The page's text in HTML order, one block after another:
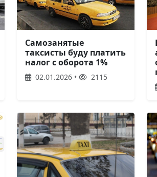
Самозанятые
таксисты буду платить
налог с оборота 1%
02.01.2026 • 2115